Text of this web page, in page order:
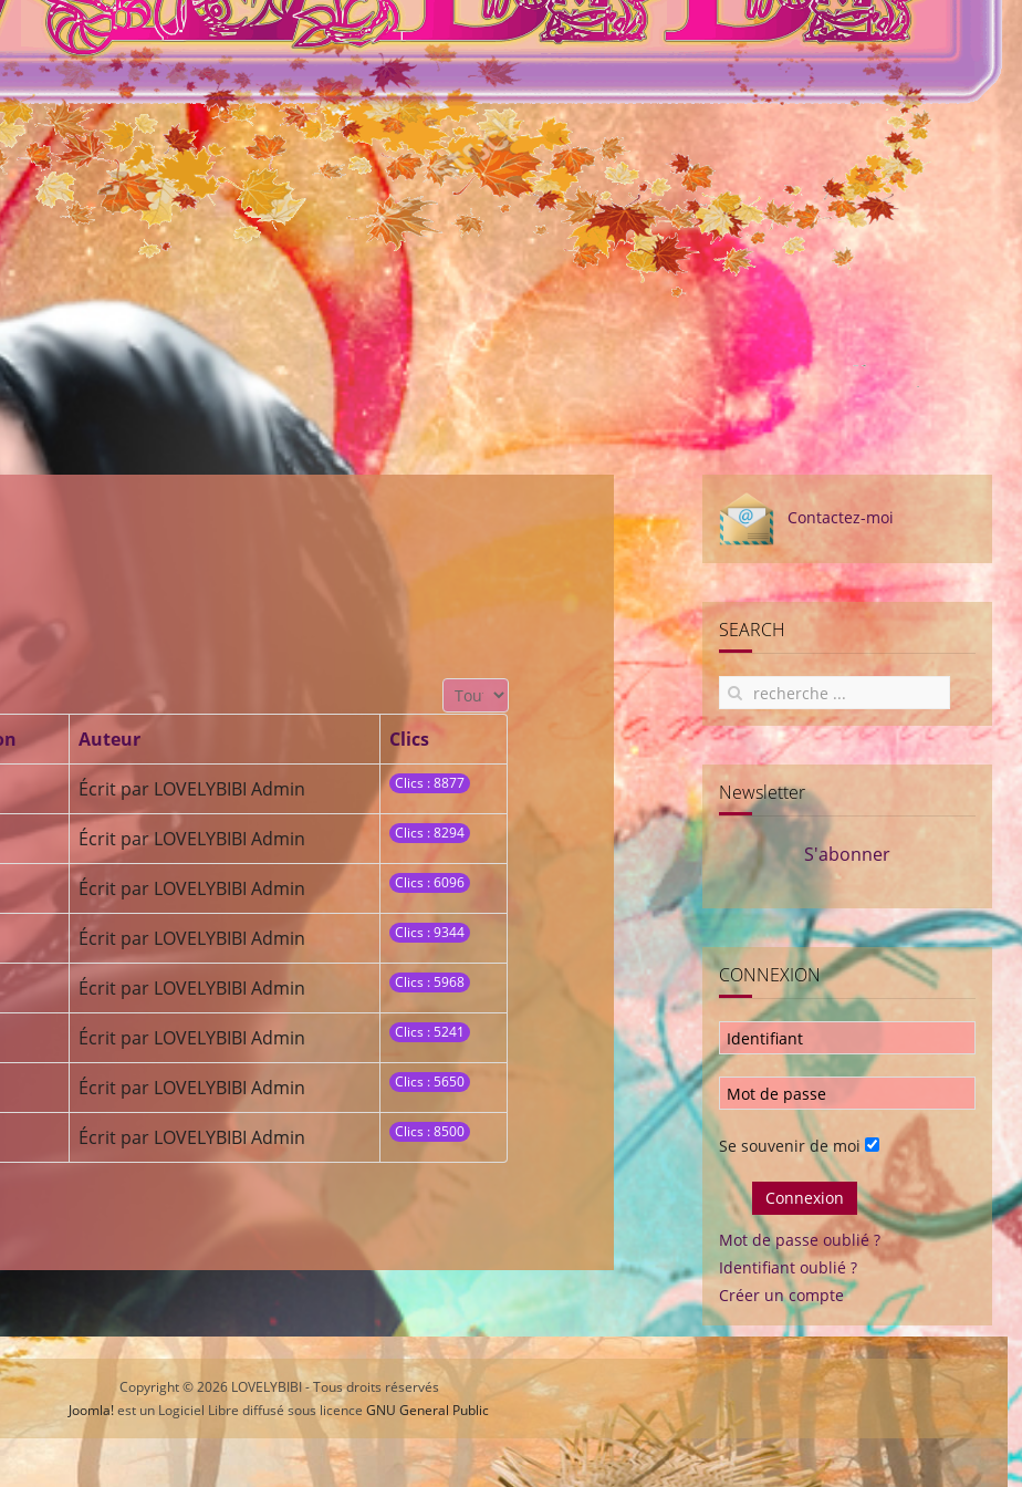
Affichage #
Auteur Clics
Écrit par LOVELYBIBI Admin Clics : 8877
Écrit par LOVELYBIBI Admin Clics : 8294
Écrit par LOVELYBIBI Admin Clics : 6096
Écrit par LOVELYBIBI Admin Clics : 9344
Écrit par LOVELYBIBI Admin Clics : 5968
Écrit par LOVELYBIBI Admin Clics : 5241
Écrit par LOVELYBIBI Admin Clics : 5650
Écrit par LOVELYBIBI Admin Clics : 8500
Contactez-moi
SEARCH
Newsletter
S'abonner
CONNEXION
Se souvenir de moi
Connexion
Mot de passe oublié ?
Identifiant oublié ?
Créer un compte
Copyright © 2026 LOVELYBIBI - Tous droits réservés
Joomla!est un Logiciel Libre diffusé sous licence GNU General Public